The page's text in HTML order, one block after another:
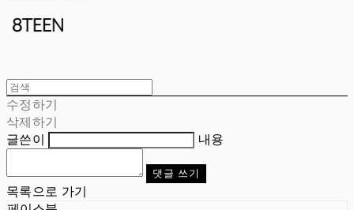
수정하기
삭제하기
글쓴이
내용
댓글 쓰기
목록으로 가기